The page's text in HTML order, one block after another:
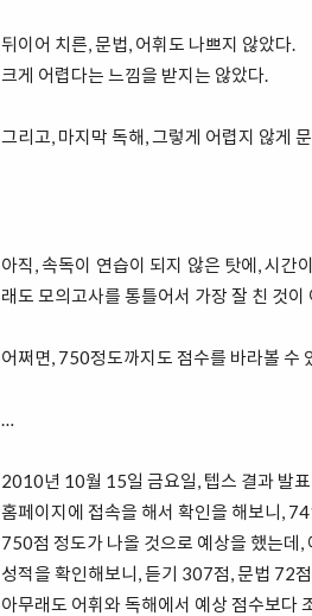
뒤이어 치른, 문법, 어휘도 나쁘지 않았다.
크게 어렵다는 느낌을 받지는 않았다.
그리고, 마지막 독해, 그렇게 어렵지 않게
아직, 속독이 연습이 되지 않은 탓에, 시간
래도 모의고사를 통틀어서 가장 잘 친 것
어쩌면, 750정도까지도 점수를 바라볼 수
…
2010년 10월 15일 금요일, 텝스 결과 발
홈페이지에 접속을 해서 확인을 해보니,
750점 정도가 나올 것으로 예상을 했는데
성적을 확인해보니, 듣기 307점, 문법 72
아무래도 어휘와 독해에서 예상 점수보다